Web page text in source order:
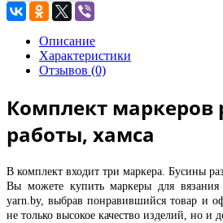
Описание
Характеристики
Отзывов (0)
Комплект маркеров
работы, хамса
В комплект входит три маркера. Бусины
Вы можете купить маркеры для вязания
yarn.by, выбрав понравившийся товар и
не только высокое качество изделий, но и